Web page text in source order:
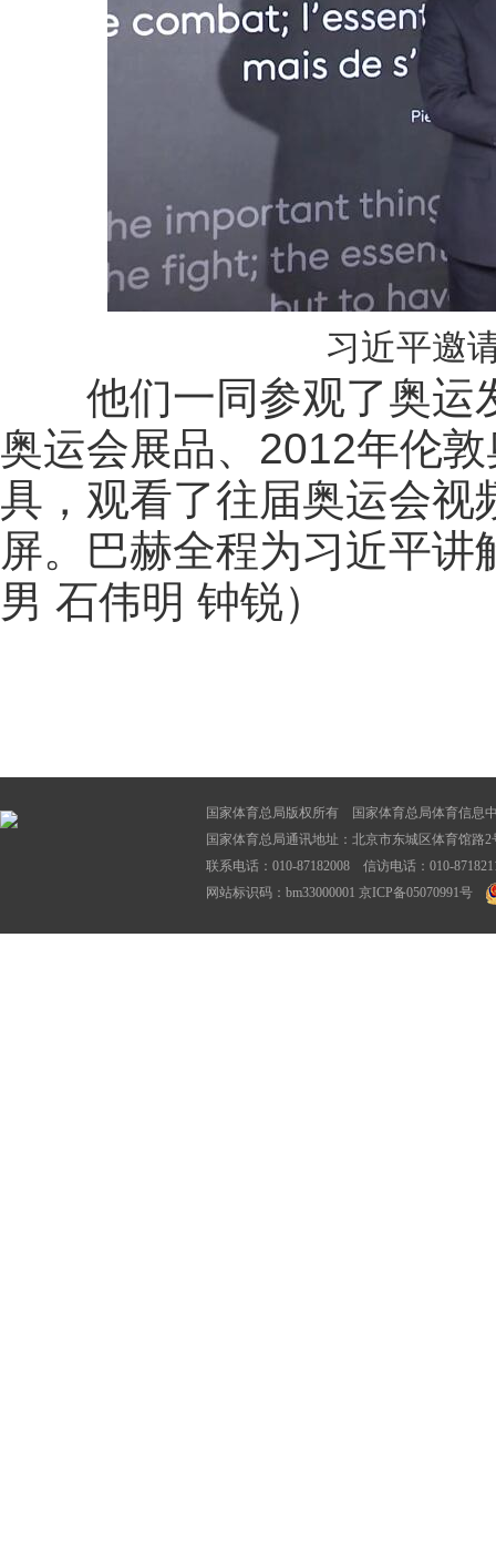
习近平邀
他们一同参观了奥运
奥运会展品、2012年伦
具，观看了往届奥运会视
屏。巴赫全程为习近平
男 石伟明 钟锐）
国家体育总局版权所有 国家体育总局体育信息
国家体育总局通讯地址：北京市东城区体育馆
联系电话：010-87182008 信访电话：010-
网站标识码：bm33000001 京ICP备05070991号